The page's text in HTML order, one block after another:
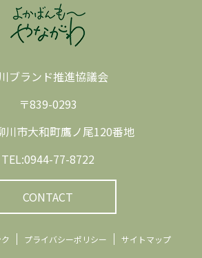
ブランド推進協議会
〒839-0293
川市大和町鷹ノ尾120番地
TEL:0944-77-8722
CONTACT
プライバシーポリシー サイトマップ